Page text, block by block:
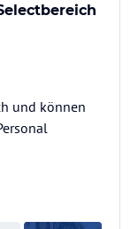
und können